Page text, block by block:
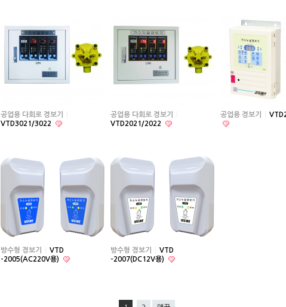
공업용 다회로 경보기
VTD3021/3022
공업용 다회로 경보기
VTD2021/2022
공업용 경보기
방수형 경보기
VTD
-2005(AC220V용)
방수형 경보기
VTD
-2007(DC12V용)